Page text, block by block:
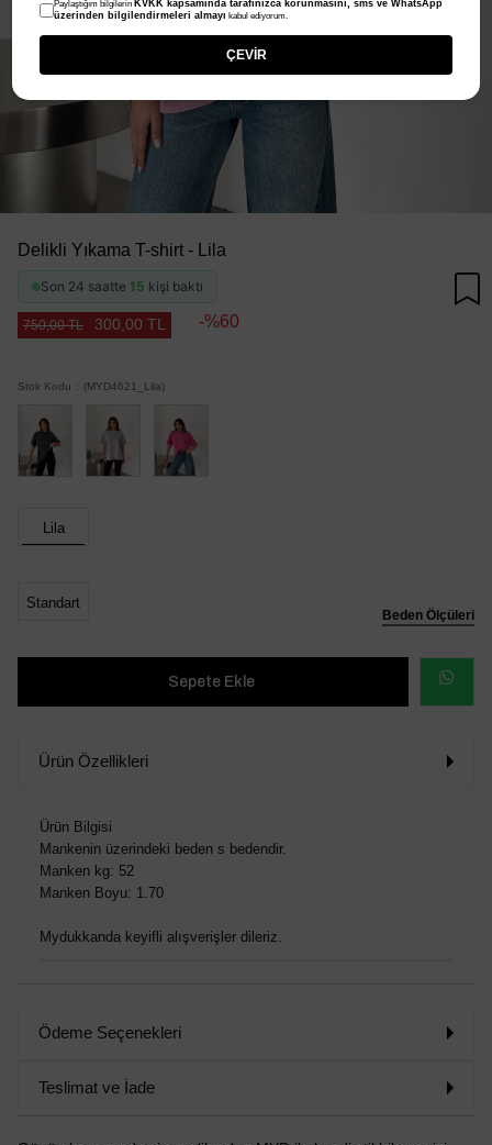
Delikli Yıkama T-shirt - Lila
Son 24 saatte 15 kişi baktı
750,00 TL 300,00 TL 60
Stok Kodu (MYD4621_Lila)
Beden Ölçüleri
Lila
Standart
SİPARİŞ
Ürün Özellikleri
Ürün Bilgisi
Mankenin üzerindeki beden s bedendir.
Manken kg: 52
Manken Boyu: 1.70
Mydukkanda keyifli alışverişler dileriz.
Ödeme Seçenekleri
Teslimat ve İade
Paylaştığım bilgilerin KVKK kapsamında tarafınızca korunmasını, sms ve WhatsApp
üzerinden bilgilendirmeleri almayı kabul ediyorum.
ÇEVİR